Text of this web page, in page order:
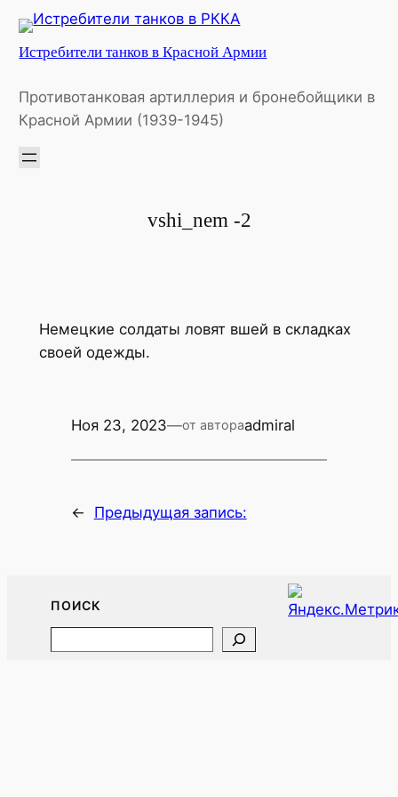
Перейти
содержимому
Истребители танков в Красной Армии
Противотанковая артиллерия и бронебойщики в
Красной Армии (1939-1945)
vshi_nem -2
Немецкие солдаты ловят вшей в складках
своей одежды.
Ноя 23, 2023—от автораadmiral
← Предыдущая запись:
ПОИСК